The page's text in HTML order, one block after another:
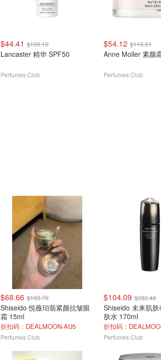
$44.41 $105.10
Lancaster 精华 SPF50
Perfumes Club
$54.12 $115.61
Anne Moller 素颜
Perfumes Club
$68.66 $193.79
Shiseido 悦薇珀翡紧颜抗皱眼
霜 15ml
折扣码：DEALMOON-AU5
Perfumes Club
$104.09 $282.48
Shiseido 未来肌肤
肤水 170ml
折扣码：
Perfumes Club